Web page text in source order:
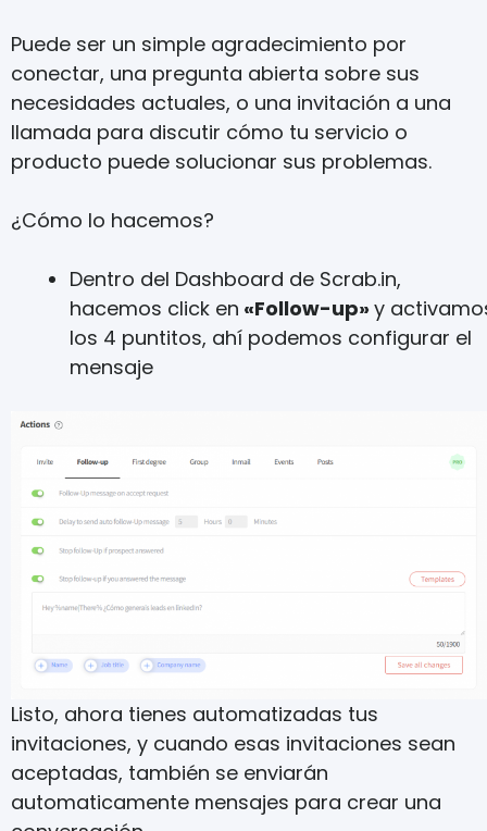
Puede ser un simple agradecimiento por
conectar, una pregunta abierta sobre sus
necesidades actuales, o una invitación a una
llamada para discutir cómo tu servicio o
producto puede solucionar sus problemas.
¿Cómo lo hacemos?
Dentro del Dashboard de Scrab.in,
hacemos click en «Follow-up» y
los 4 puntitos, ahí podemos configurar el
mensaje
Listo, ahora tienes automatizadas tus
invitaciones, y cuando esas invitaciones sean
aceptadas, también se enviarán
automaticamente mensajes para crear una